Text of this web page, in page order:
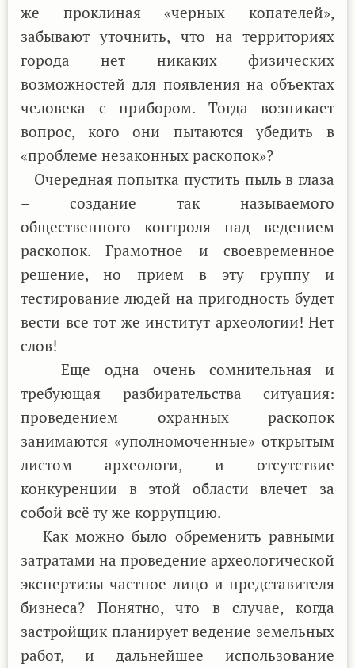
же проклиная «черных копателей»,
забывают уточнить, что на территориях
города нет никаких физических
возможностей для появления на объектах
человека с прибором. Тогда возникает
вопрос, кого они пытаются убедить в
«проблеме незаконных раскопок»?
Очередная попытка пустить пыль в глаза
– создание так называемого
общественного контроля над ведением
раскопок. Грамотное и своевременное
решение, но прием в эту группу и
тестирование людей на пригодность будет
вести все тот же институт археологии! Нет
слов!
Еще одна очень сомнительная и
требующая разбирательства ситуация:
проведением охранных раскопок
занимаются «уполномоченные» открытым
листом археологи, и отсутствие
конкуренции в этой области влечет за
собой всё ту же коррупцию.
Как можно было обременить равными
затратами на проведение археологической
экспертизы частное лицо и представителя
бизнеса? Понятно, что в случае, когда
застройщик планирует ведение земельных
работ, и дальнейшее использование